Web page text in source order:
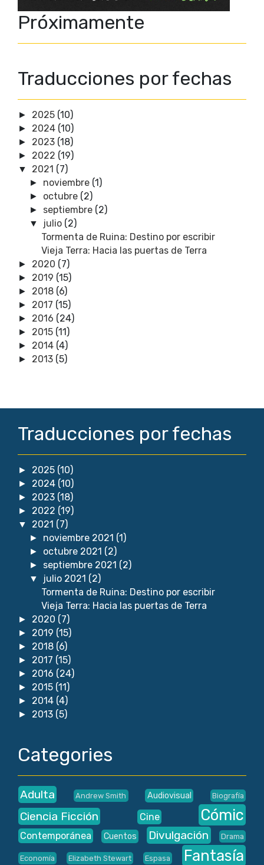
Próximamente
Traducciones por fechas
► 2025 (10)
► 2024 (10)
► 2023 (18)
► 2022 (19)
▼ 2021 (7)
► noviembre (1)
► octubre (2)
► septiembre (2)
▼ julio (2)
Tormenta de Ruina: Destino por escribir
Vieja Terra: Hacia las puertas de Terra
► 2020 (7)
► 2019 (15)
► 2018 (6)
► 2017 (15)
► 2016 (24)
► 2015 (11)
► 2014 (4)
► 2013 (5)
Traducciones por fechas
► 2025 (10)
► 2024 (10)
► 2023 (18)
► 2022 (19)
▼ 2021 (7)
► noviembre 2021 (1)
► octubre 2021 (2)
► septiembre 2021 (2)
▼ julio 2021 (2)
Tormenta de Ruina: Destino por escribir
Vieja Terra: Hacia las puertas de Terra
► 2020 (7)
► 2019 (15)
► 2018 (6)
► 2017 (15)
► 2016 (24)
► 2015 (11)
► 2014 (4)
► 2013 (5)
Categories
Adulta Andrew Smith Audiovisual Biografía
Ciencia Ficción Cine Cómic
Contemporánea Cuentos Divulgación Drama
Economía Elizabeth Stewart Espasa Fantasía